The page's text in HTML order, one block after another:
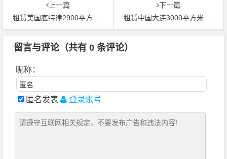
上一篇
租赁美国底特律2900平方米上下国际物流仓库
下一篇
租赁中国大连3000平方米左右分拨仓
留言与评论（共有0 条评论）
昵称：
匿名发表 登录账号